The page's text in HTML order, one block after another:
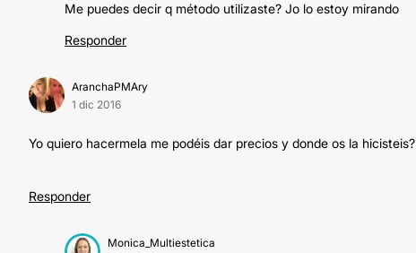
Me puedes decir q método utilizaste? Jo lo estoy mirando
Responder
AranchaPMAry
1 dic 2016
Yo quiero hacermela me podéis dar precios y donde os la hicisteis?
Responder
Monica_Multiestetica